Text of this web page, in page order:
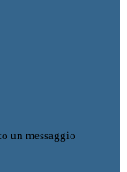
un messaggio